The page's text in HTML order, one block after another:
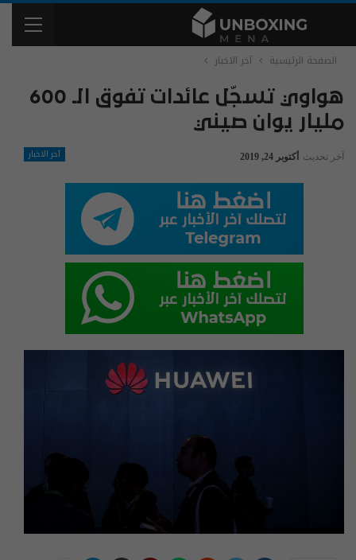
الصفحة الرئيسية آخر الاخبار
هواوي تسجّل عائدات تفوق الـ 600
مليار يوان صيني
آخر الاخبار آخر تحديث أكتوبر 24, 2019